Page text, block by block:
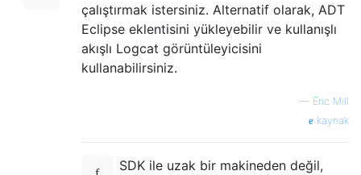
çalıştırmak istersiniz. Alternatif olarak, ADT
Eclipse eklentisini yükleyebilir ve kullanışlı
akışlı Logcat görüntüleyicisini
kullanabilirsiniz.
— Eric Mill
kaynak
SDK ile uzak bir makineden değil,